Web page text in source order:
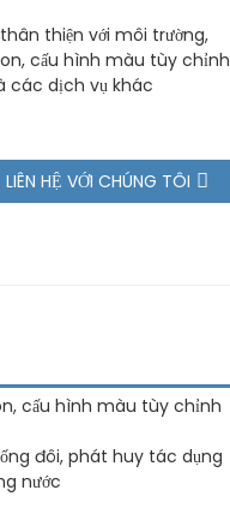
thiện với môi trường,
cấu hình màu tùy chỉnh
các dịch vụ khác
LIÊN HỆ VỚI CHÚNG TÔI
cấu hình màu tùy chỉnh
đôi, phát huy tác dụng
nước